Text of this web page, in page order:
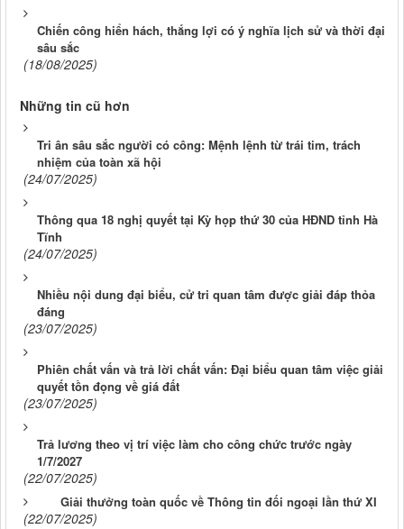
Chiến công hiển hách, thắng lợi có ý nghĩa lịch sử và thời đại
sâu sắc
(18/08/2025)
Những tin cũ hơn
Tri ân sâu sắc người có công: Mệnh lệnh từ trái tim, trách
nhiệm của toàn xã hội
(24/07/2025)
Thông qua 18 nghị quyết tại Kỳ họp thứ 30 của HĐND tỉnh Hà
Tĩnh
(24/07/2025)
Nhiều nội dung đại biểu, cử tri quan tâm được giải đáp thỏa
đáng
(23/07/2025)
Phiên chất vấn và trả lời chất vấn: Đại biểu quan tâm việc giải
quyết tồn đọng về giá đất
(23/07/2025)
Trả lương theo vị trí việc làm cho công chức trước ngày
1/7/2027
(22/07/2025)
Giải thưởng toàn quốc về Thông tin đối ngoại lần thứ XI
(22/07/2025)